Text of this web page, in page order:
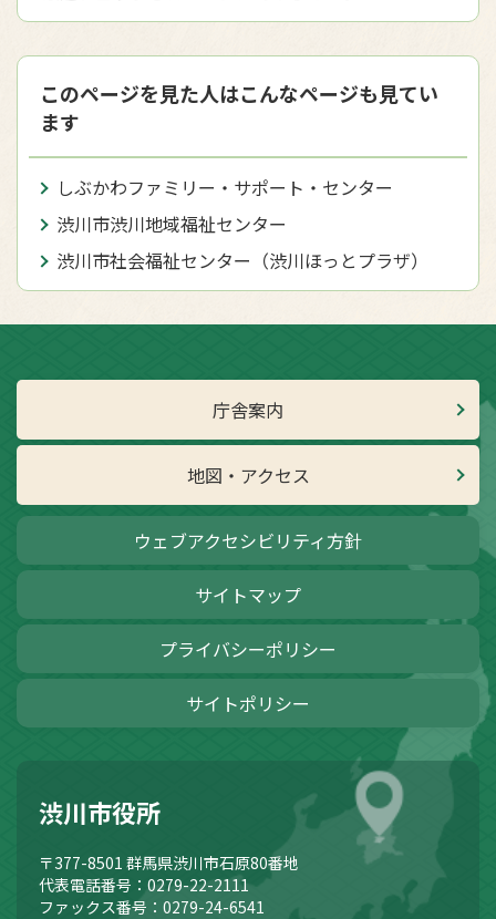
このページを見た人はこんなページも見てい
ます
しぶかわファミリー・サポート・センター
渋川市渋川地域福祉センター
渋川市社会福祉センター（渋川ほっとプラザ）
庁舎案内
地図・アクセス
ウェブアクセシビリティ方針
サイトマップ
プライバシーポリシー
サイトポリシー
渋川市役所
〒377-8501 群馬県渋川市石原80番地
代表電話番号：0279-22-2111
ファックス番号：0279-24-6541